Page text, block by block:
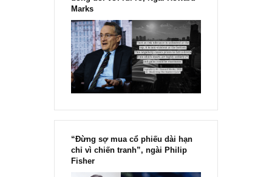
Chu kỳ trong thái độ của đám
đông đối với rủi ro, Ngài Howard